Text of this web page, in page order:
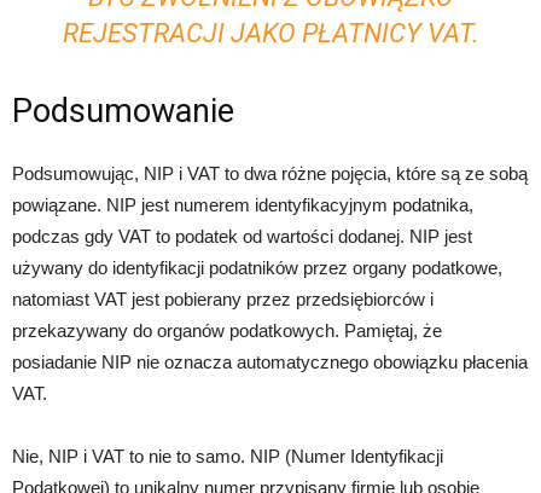
REJESTRACJI JAKO PŁATNICY VAT.
Podsumowanie
Podsumowując, NIP i VAT to dwa różne pojęcia, które są ze sobą
powiązane. NIP jest numerem identyfikacyjnym podatnika,
podczas gdy VAT to podatek od wartości dodanej. NIP jest
używany do identyfikacji podatników przez organy podatkowe,
natomiast VAT jest pobierany przez przedsiębiorców i
przekazywany do organów podatkowych. Pamiętaj, że
posiadanie NIP nie oznacza automatycznego obowiązku płacenia
VAT.
Nie, NIP i VAT to nie to samo. NIP (Numer Identyfikacji
Podatkowej) to unikalny numer przypisany firmie lub osobie